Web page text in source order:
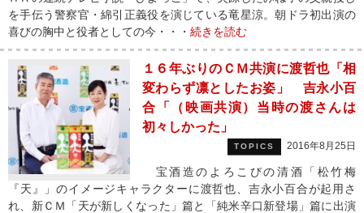
を手伝う警察官・綿引正義役を演じている竜星涼。朝ドラ初出演の
喜びの胸中と役者としての今・・・ 続きを読む
１６年ぶりのＣＭ共演に渡哲也「相
変わらず凛としたお姿」 吉永小百
合「（映画共演）当時の渡さんは
初々しかった」
TOPICS 2016年8月25日
宝酒造のよろこびの清酒「松竹梅
『天』」のイメージキャラクターに渡哲也、吉永小百合が起用さ
れ、新ＣＭ「天が新しくなった」篇と「純米辛口新登場」篇に出演